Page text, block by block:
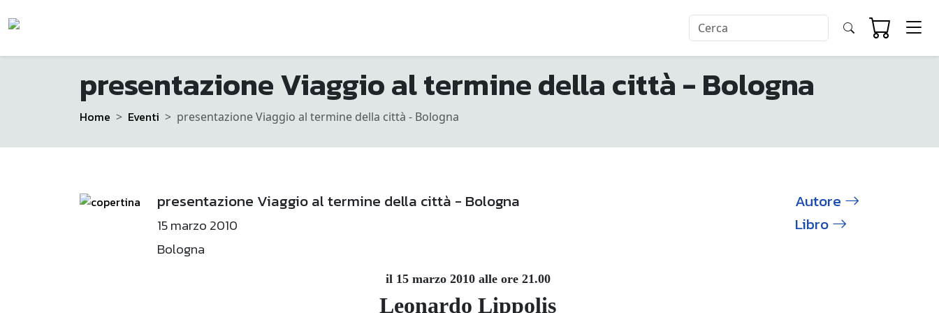
presentazione Viaggio al termine della città - Bologna
Home Eventi presentazione Viaggio al termine della città - Bologna
presentazione Viaggio al termine della città - Bologna
15 marzo 2010
Bologna
il 15 marzo 2010 alle ore 21.00
Leonardo Lippolis
Autore
Libro